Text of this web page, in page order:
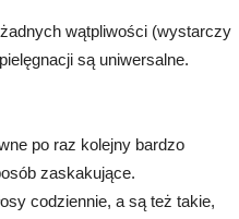
wątpliwości (wystarczy
są uniwersalne.
po raz kolejny bardzo
zaskakujące.
codziennie, a są też takie,